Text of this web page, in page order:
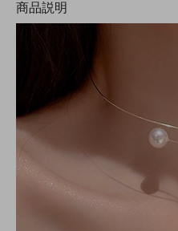
商品説明